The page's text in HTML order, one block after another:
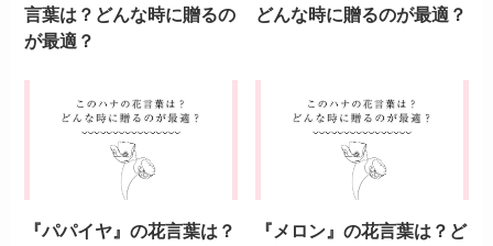
言葉は？どんな時に贈るの
が最適？
どんな時に贈るのが最適？
『パパイヤ』の花言葉は？
『メロン』の花言葉は？ど